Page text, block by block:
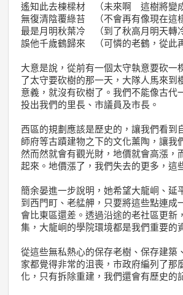
遙知此去棟樑材 （未來啊 這樹將變成
無復清陰覆綠苔 （不會再有像現在這
最是月明秋葉冷 （到了秋高月明天轉
誤他千歲鶴歸來 （可憐的老鶴，從此
大意是說，從前有一個太守執意要砍一
了太守要砍樹的那一天，大隊人馬來
意義，就沒有砍樹了。我們不能像古代
投出我們的里長、市議員及市長。
西區的規劃應該是歷史的，讓我們看到
師府等古蹟建物之下的文化薰陶，讓我
然而然就會有觀光財，地價就會高漲，
起來。地價漲了，我們失去的更多，這
簡余晏進一步說明，她希望大龍峒、延
到西門町、老艋舺，只要將這些點連成
會比東區還差。透過沿途的老社區更新
集，大龍峒的學院環境都是我們重要的
從這些無私熱心的保存老樹、保存建築
家都覺得非常的沮喪，市政府編列了那
化，只有拆除重建，我們還會有歷史的